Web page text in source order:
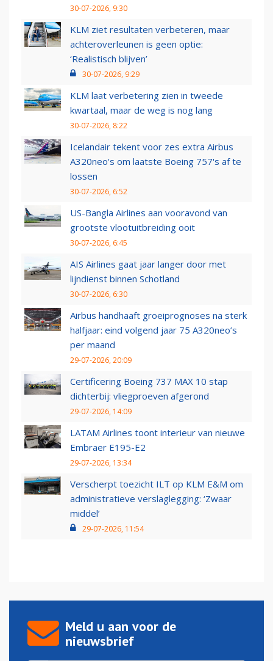
30-07-2026, 9:30
KLM ziet resultaten verbeteren, maar
achteroverleunen is geen optie:
‘Realistisch blijven’
30-07-2026, 9:29
KLM laat verbetering zien in tweede
kwartaal, maar de weg is nog lang
30-07-2026, 8:22
Icelandair tekent voor zes extra Airbus
A320neo's om laatste Boeing 757's af te
lossen
30-07-2026, 6:52
US-Bangla Airlines aan vooravond van
grootste vlootuitbreiding ooit
30-07-2026, 6:45
AIS Airlines gaat jaar langer door met
lijndienst binnen Schotland
30-07-2026, 6:30
Airbus handhaaft groeiprognoses na sterk
halfjaar: eind volgend jaar 75 A320neo’s
per maand
29-07-2026, 20:09
Certificering Boeing 737 MAX 10 stap
dichterbij: vliegproeven afgerond
29-07-2026, 14:09
LATAM Airlines toont interieur van nieuwe
Embraer E195-E2
29-07-2026, 13:34
Verscherpt toezicht ILT op KLM E&M om
administratieve verslaglegging: ‘Zwaar
middel’
29-07-2026, 11:54
Meld u aan voor de
nieuwsbrief